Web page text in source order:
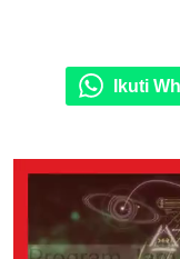
Ikuti